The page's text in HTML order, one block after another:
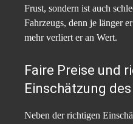
Frust, sondern ist auch
Fahrzeugs, denn je länger
mehr verliert er an Wert.
Faire Preise und
Einschätzung
Neben der richtigen